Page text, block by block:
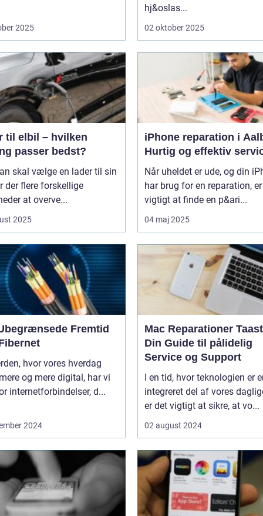
2025
hj&oslas...
02 oktober 2025
til elbil – hvilken
passer bedst?
skal vælge en lader til sin
der flere forskellige
at overve...
2025
iPhone reparation i
Hurtig og effektiv
Når uheldet er ude, og din
har brug for en reparation,
vigtigt at finde en p&ari...
04 maj 2025
Fremtid
hvor vores hverdag
og mere digital, har vi
internetforbindelser, d...
2024
Mac Reparationer
Din Guide til pålidelig
Service og Support
I en tid, hvor teknologien er
integreret del af vores
er det vigtigt at sikre, at vo...
02 august 2024